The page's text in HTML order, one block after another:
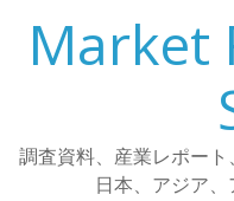
Market
調査資料、産業レポート
日本、アジア、